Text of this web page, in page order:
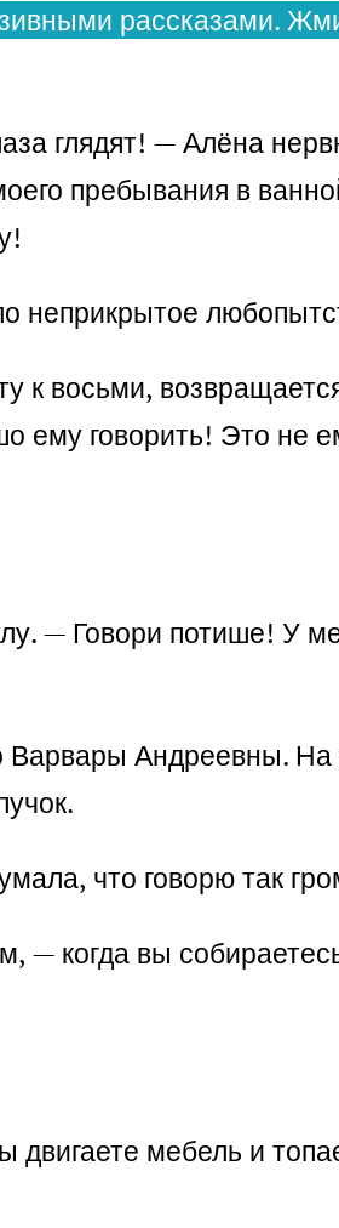
рассказами.
глядят! — Алёна
пребывания в
неприкрытое
восьми,
ему говорить! Это не
— Говори потише! У
Варвары Андреевны.
что говорю так
— когда вы
мебель и